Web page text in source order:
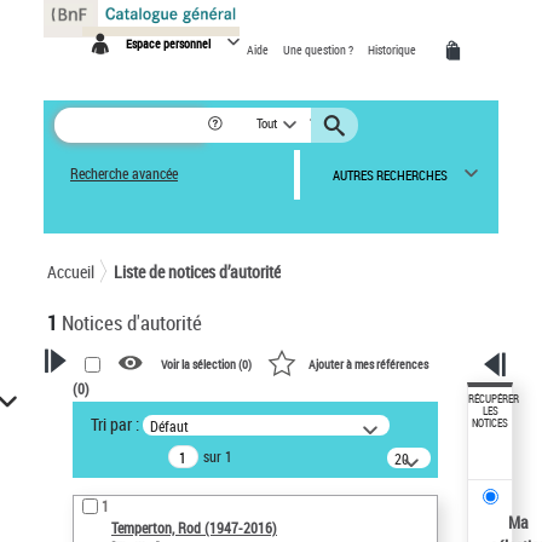
Espace personnel Aide Une question ? Historique
Tout
Recherche avancée AUTRES RECHERCHES
Accueil Liste de notices d’autorité
1 Notices d'autorité
VOTRE RECHERCHE
Recherche avancée dans les
notices d’autorité
Œuvres liées à l'auteur :
Temperton, Rod (1947-2016)
Voir la sélection (0) Ajouter à mes références
(0)
Tri par : Défaut
sur 1
20
résultats/page
1
Temperton, Rod (1947-2016)
RÉCUPÉRER
LES
NOTICES
Ma
Panneau de gestion des cookies